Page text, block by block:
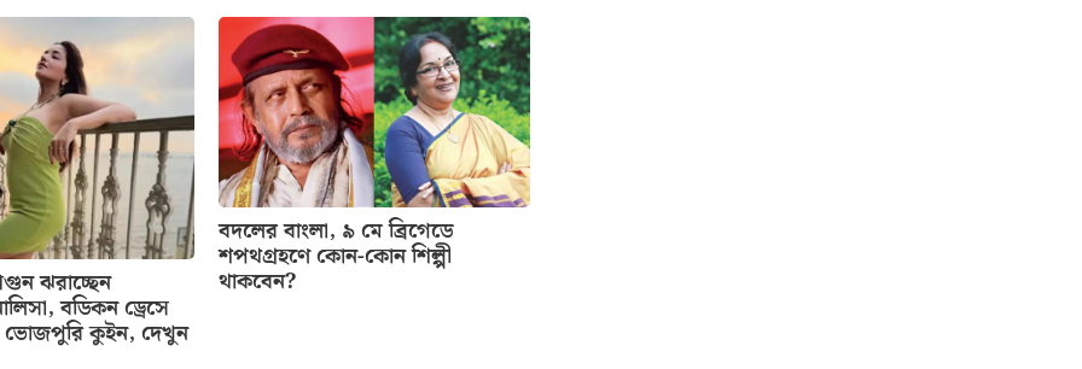
ঝরাচ্ছেন
বডিকন ড্রেসে
কুইন, দেখুন
বদলের বাংলা, ৯ মে ব্রিগেডে
শপথগ্রহণে কোন-কোন শিল্পী
থাকবেন?